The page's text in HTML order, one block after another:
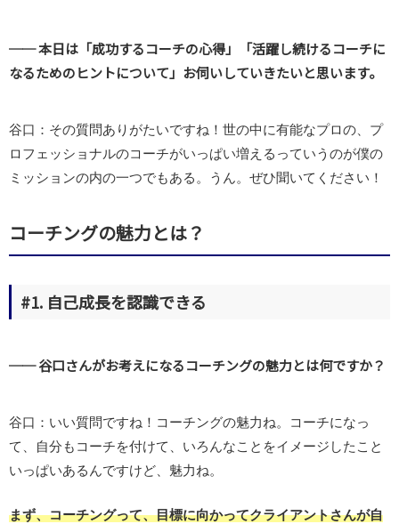
── 本日は「成功するコーチの心得」「活躍し続けるコーチに
なるためのヒントについて」お伺いしていきたいと思います。
谷口：その質問ありがたいですね！世の中に有能なプロの、プ
ロフェッショナルのコーチがいっぱい増えるっていうのが僕の
ミッションの内の一つでもある。うん。ぜひ聞いてください！
コーチングの魅力とは？
#1. 自己成長を認識できる
── 谷口さんがお考えになるコーチングの魅力とは何ですか？
谷口：いい質問ですね！コーチングの魅力ね。コーチになっ
て、自分もコーチを付けて、いろんなことをイメージしたこと
いっぱいあるんですけど、魅力ね。
まず、コーチングって、目標に向かってクライアントさんが自